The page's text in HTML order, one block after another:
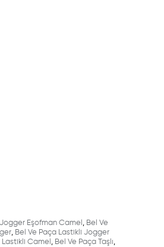
Eşofman Camel , Bel Ve
, Bel Ve Paça Lastikli Jogger
Lastikli Camel , Bel Ve Paça Taşlı,